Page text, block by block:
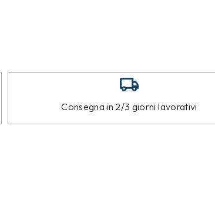
Consegna in 2/3 giorni lavorativi